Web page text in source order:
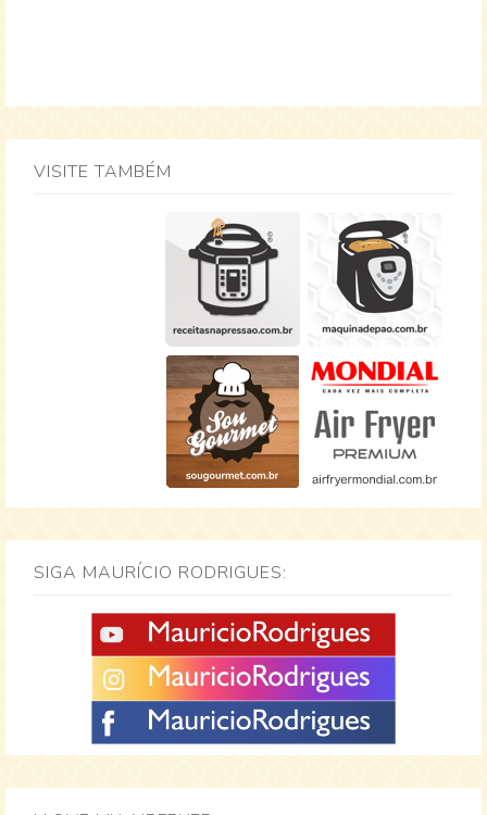
VISITE TAMBÉM
SIGA MAURÍCIO RODRIGUES: